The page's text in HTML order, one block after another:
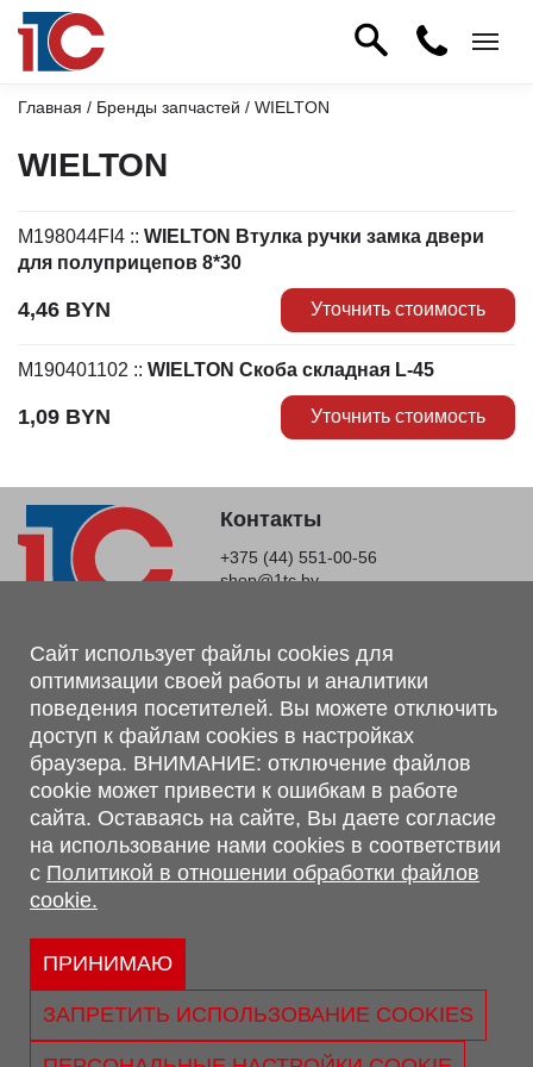
Главная / Бренды запчастей / WIELTON
WIELTON
M198044FI4 :: WIELTON Втулка ручки замка двери
для полуприцепов 8*30
4,46 BYN Уточнить стоимость
M190401102 :: WIELTON Скоба складная L-45
1,09 BYN Уточнить стоимость
Контакты
+375 (44) 551-00-56
shop@1tc.by
Магазин, склад
г. Минск, Минский р-н, п. Привольный, ул. Мира, 20А,
223062
г. Брест, ул. Лейтенанта Рябцева, 108 В, 224701
Обращаем Ваше внимание, что вся предоставленная на сайте
информация, касающаяся комплектаций, технических
характеристик, цветовых сочетаний, а также стоимости и
сервисного обслуживания носит информационный характер и
не является публичной офертой, определяемой п.2 ст.407
Гражданского кодекса Республики Беларусь.
Политика обработки персональных данных
Политикой в отношении обработки файлов cookie.
Свидетельство о регистрации №290667530 выдано 02.02.2009
Сайт использует файлы cookies для
оптимизации своей работы и аналитики
поведения посетителей. Вы можете отключить
доступ к файлам cookies в настройках
браузера. ВНИМАНИЕ: отключение файлов
cookie может привести к ошибкам в работе
сайта. Оставаясь на сайте, Вы даете согласие
на использование нами cookies в соответствии
с Политикой в отношении обработки файлов
cookie.
ПРИНИМАЮ
ЗАПРЕТИТЬ ИСПОЛЬЗОВАНИЕ COOKIES